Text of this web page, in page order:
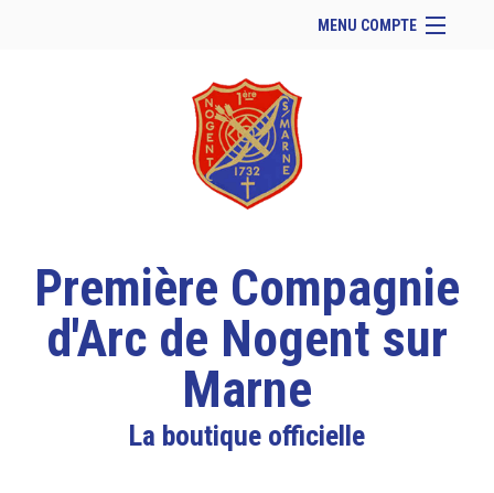
MENU COMPTE
Site Web du club
Se connecter
Panier (vide
Première Compagnie
d'Arc de Nogent sur
Marne
La boutique officielle